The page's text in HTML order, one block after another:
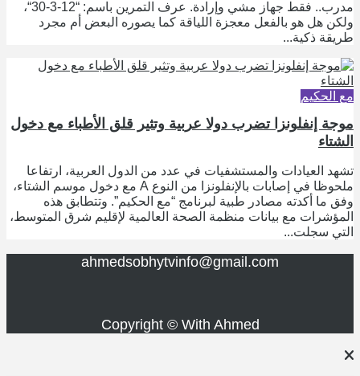
مدرب.. فقط جهاز مشي وإرادة. عرف التمرين باسم: “12-3-30“،
ولكن هل هو بالفعل معجزة اللياقة كما يصوره البعض أم مجرد
طريقة ذكية...
مع الحكيم
موجة إنفلونزا تضرب دولا عربية وتثير قلق الأطباء مع دخول
الشتاء
تشهد العيادات والمستشفيات في عدد من الدول العربية، ارتفاعا
ملحوظا في إصابات بالإنفلونزا من النوع A مع دخول موسم الشتاء،
وفق ما أكدته مصادر طبية لبرنامج “مع الحكيم”. وتتطابق هذه
المؤشرات مع بيانات منظمة الصحة العالمية لإقليم شرق المتوسط،
التي سجلت...
ahmedsobhytvinfo@gmail.com
Copyright © With Ahmed